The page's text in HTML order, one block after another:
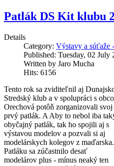
Patlák DS Kit klubu
Details
Category: Výstavy a súťaže
Published: Tuesday, 02 July
Written by Jaro Mucha
Hits: 6156
Tento rok sa zviditeľnil aj
Stredský klub a v spolupráci s
Orechová potôň zorganizovali svoj
prvý patlák. A Aby to nebol iba
obyčajný patlák, tak ho spojili aj s
výstavou modelov a pozvali si aj
modelárskych kolegov z maďarska.
Patláku sa zúčastnilo desať
modelárov plus - mínus neaký ten